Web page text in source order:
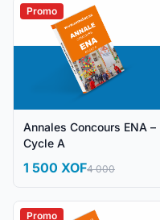
Promo
Annales Concours ENA –
Cycle A
1 500 XOF4 000
Promo